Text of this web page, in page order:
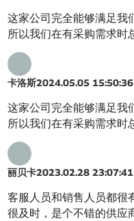
这家公司完全能够满足我
所以我们在有采购需求时
卡洛斯2024.05.05 15:50:36
这家公司完全能够满足我
所以我们在有采购需求时
丽贝卡2023.02.28 23:07:41
客服人员和销售人员都很
很及时，是个不错的供应